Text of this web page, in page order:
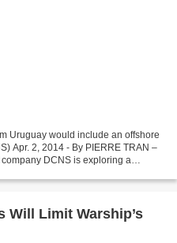
Uruguay would include an offshore
Apr. 2, 2014 - By PIERRE TRAN –
DCNS is exploring a
Will Limit Warship’s